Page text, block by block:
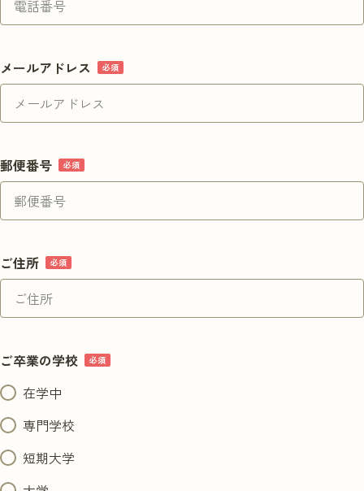
メールアドレス
郵便番号
ご住所
ご卒業の学校
在学中
専門学校
短期大学